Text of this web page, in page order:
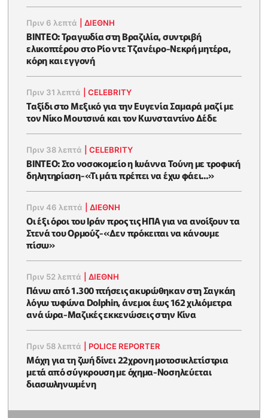
Πριν 6 λεπτά |ΔΙΕΘΝΗ
ΒΙΝΤΕΟ: Τραγωδία στη Βραζιλία, συντριβή
ελικοπτέρου στο Ρίο ντε Τζανέιρο-Νεκρή μητέρα,
κόρη και εγγονή
Πριν 31 λεπτά |CELEBRITY
Ταξίδι στο Μεξικό για την Ευγενία Σαμαρά μαζί με
τον Νίκο Μουτσινά και τον Κωνσταντίνο Δέδε
Πριν 38 λεπτά |CELEBRITY
ΒΙΝΤΕΟ: Στο νοσοκομείο η Ιωάννα Τούνη με τροφική
δηλητηρίαση-«Τι μάτι πρέπει να έχω φάει...»
Πριν 46 λεπτά |ΔΙΕΘΝΗ
Οι έξι όροι του Ιράν προς τις ΗΠΑ για να ανοίξουν τα
Στενά του Ορμούζ-«Δεν πρόκειται να κάνουμε
πίσω»
Πριν 52 λεπτά |ΔΙΕΘΝΗ
Πάνω από 1.300 πτήσεις ακυρώθηκαν στη Σαγκάη
λόγω τυφώνα Dolphin, άνεμοι έως 162 χιλιόμετρα
ανά ώρα-Μαζικές εκκενώσεις στην Κίνα
Πριν 58 λεπτά POLICE REPORTER
Μάχη για τη ζωή δίνει 22χρονη μοτοσικλετίστρια
μετά από σύγκρουση με όχημα-Νοσηλεύεται
διασωληνωμένη